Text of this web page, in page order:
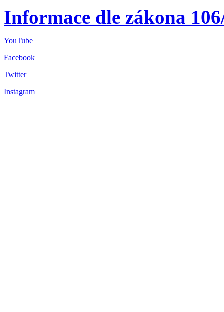
Informace dle zákona
YouTube
Facebook
Twitter
Instagram